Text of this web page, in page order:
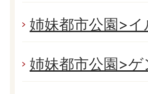
姉妹都市公園>
姉妹都市公園>